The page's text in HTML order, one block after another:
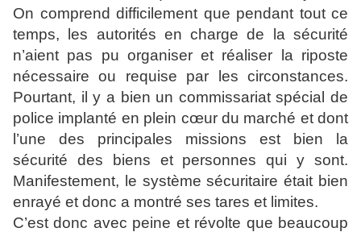
On comprend difficilement que pendant tout ce
temps, les autorités en charge de la sécurité
n’aient pas pu organiser et réaliser la riposte
nécessaire ou requise par les circonstances.
Pourtant, il y a bien un commissariat spécial de
police implanté en plein cœur du marché et dont
l’une des principales missions est bien la
sécurité des biens et personnes qui y sont.
Manifestement, le système sécuritaire était bien
enrayé et donc a montré ses tares et limites.
C’est donc avec peine et révolte que beaucoup